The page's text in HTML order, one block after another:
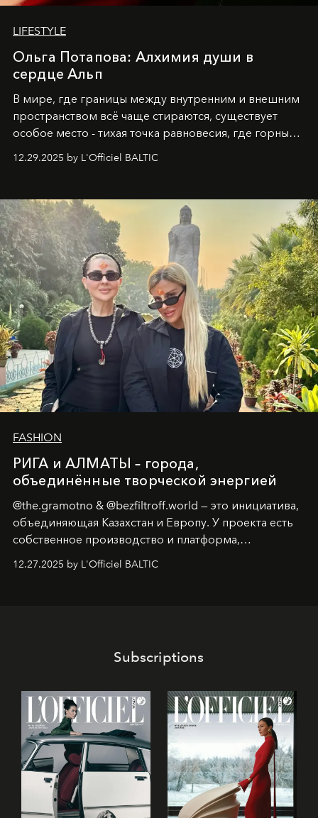
LIFESTYLE
Ольга Потапова: Алхимия души в
сердце Альп
В мире, где границы между внутренним и внешним
пространством всё чаще стираются, существует
особое место - тихая точка равновесия, где горные
вершины Швейцарии встречаются с бездонными
глубинами человеческой души. Здесь, на стыке
Ольга Потапова - женщина, чей путь от поиска
истины превратился в искусство превращения
человеческих кризисов в возможности для
возрождения.
12.29.2025 by L'Officiel BALTIC
FASHION
РИГА и АЛМАТЫ – города,
объединённые творческой энергией
@the.gramotno & @bezfiltroff.world — это инициатива,
объединяющая Казахстан и Европу. У проекта есть
собственное производство и платформа,
предоставляющая возможности, поддержку и
решения для дизайнеров и молодых брендов.
12.27.2025 by L'Officiel BALTIC
Subscriptions